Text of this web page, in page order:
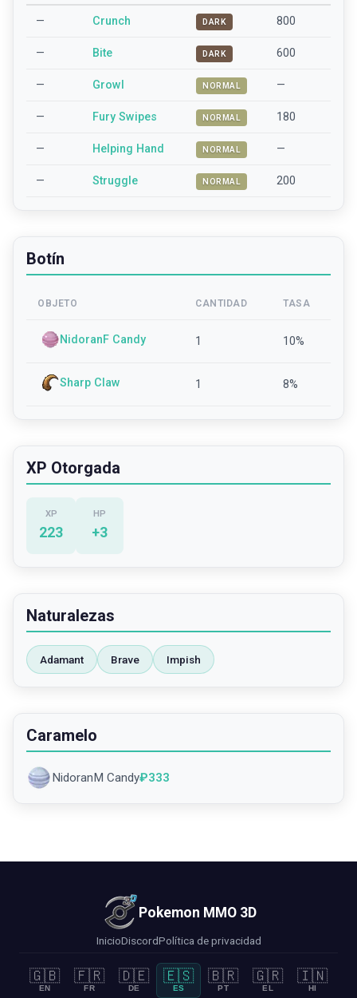
— Crunch DARK 800
— Bite DARK 600
— Growl NORMAL —
— Fury Swipes NORMAL 180
— Helping Hand NORMAL —
— Struggle NORMAL 200
Botín
OBJETO CANTIDAD TASA
NidoranF Candy 1 10%
Sharp Claw 1 8%
XP Otorgada
XP
223
HP
+3
Naturalezas
Adamant Brave Impish
Caramelo
NidoranM Candy₽333
Pokemon MMO 3D
InicioDiscordPolítica de privacidad
🇬🇧
EN
🇫🇷
FR
🇩🇪
DE
🇪🇸
ES
🇧🇷
PT
🇬🇷
EL
🇮🇳
HI